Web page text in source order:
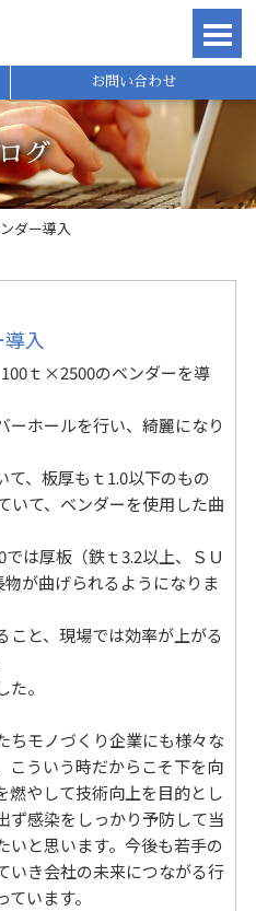
お問い合わせ
グ
ダー導入
入
ｔ×2500のベンダーを導
ーホールを行い、綺麗になり
て、板厚もｔ1.0以下のもの
いて、ベンダーを使用した曲
は厚板（鉄ｔ3.2以上、ＳＵ
が曲げられるようになりま
こと、現場では効率が上がる
。
ちモノづくり企業にも様々な
こういう時だからこそ下を向
燃やして技術向上を目的とし
ず感染をしっかり予防して当
いと思います。今後も若手の
いき会社の未来につながる行
います。